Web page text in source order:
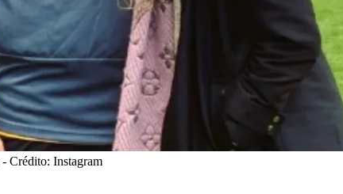
- Crédito: Instagram